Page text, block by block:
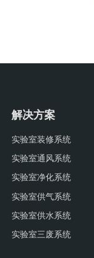
解决方案
实验室装修系统
实验室通风系统
实验室净化系统
实验室供气系统
实验室供水系统
实验室三废系统